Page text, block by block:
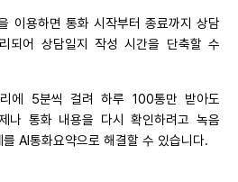
이용하면 통화 시작부터 종료까지 상담
되어 상담일지 작성 시간을 단축할 수
에 5분씩 걸려 하루 100통만 받아도
나 통화 내용을 다시 확인하려고 녹음
AI통화요약으로 해결할 수 있습니다.